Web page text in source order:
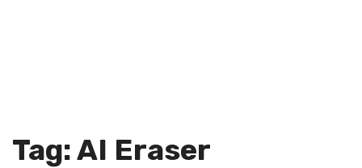
Tag: AI Eraser